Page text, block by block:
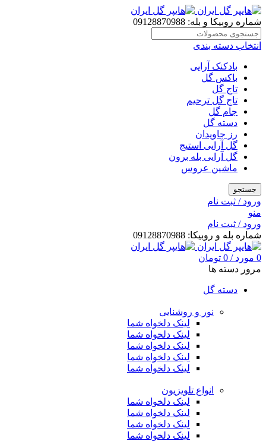
شماره روبیکا و بله: 09128870988
انتخاب دسته بندی
بادکنک آرایی
باکس گل
تاج گل
تاج گل ترحیم
جام گل
دسته گل
رز جاویدان
گل آرایی استیج
گل آرایی بله برون
ماشین عروس
جستجو
ورود / ثبت نام
منو
ورود / ثبت نام
شماره بله و روبیکا: 09128870988
0 مورد /
0 تومان
مرور دسته ها
دسته گل
نور و روشنایی
لینک دلخواه شما
لینک دلخواه شما
لینک دلخواه شما
لینک دلخواه شما
لینک دلخواه شما
انواع تلویزیون
لینک دلخواه شما
لینک دلخواه شما
لینک دلخواه شما
لینک دلخواه شما